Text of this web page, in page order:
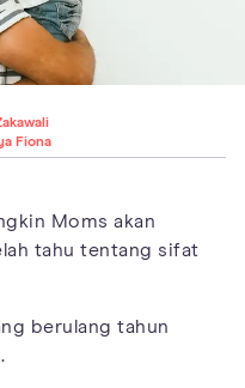
Fiona
Moms akan
tahu tentang sifat
berulang tahun